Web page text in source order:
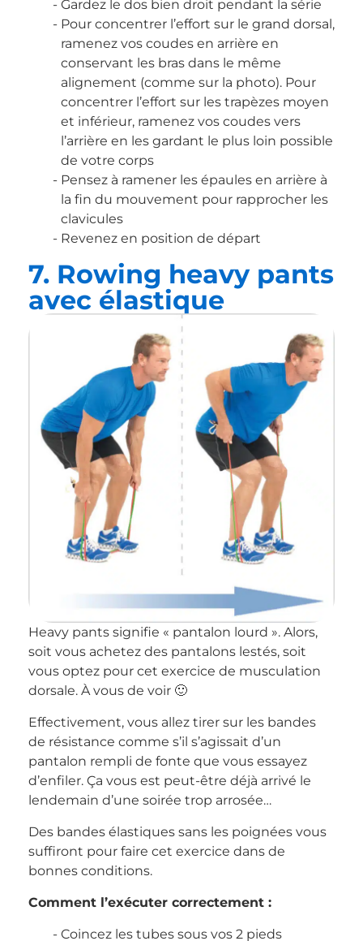
Gardez le dos bien droit pendant la série
Pour concentrer l’effort sur le grand dorsal,
ramenez vos coudes en arrière en
conservant les bras dans le même
alignement (comme sur la photo). Pour
concentrer l’effort sur les trapèzes moyen
et inférieur, ramenez vos coudes vers
l’arrière en les gardant le plus loin possible
de votre corps
Pensez à ramener les épaules en arrière à
la fin du mouvement pour rapprocher les
clavicules
Revenez en position de départ
7. Rowing heavy pants
avec élastique
Heavy pants signifie « pantalon lourd ». Alors,
soit vous achetez des pantalons lestés, soit
vous optez pour cet exercice de musculation
dorsale. À vous de voir 🙂
Effectivement, vous allez tirer sur les bandes
de résistance comme s’il s’agissait d’un
pantalon rempli de fonte que vous essayez
d’enfiler. Ça vous est peut-être déjà arrivé le
lendemain d’une soirée trop arrosée…
Des bandes élastiques sans les poignées vous
suffiront pour faire cet exercice dans de
bonnes conditions.
Comment l’exécuter correctement :
Coincez les tubes sous vos 2 pieds